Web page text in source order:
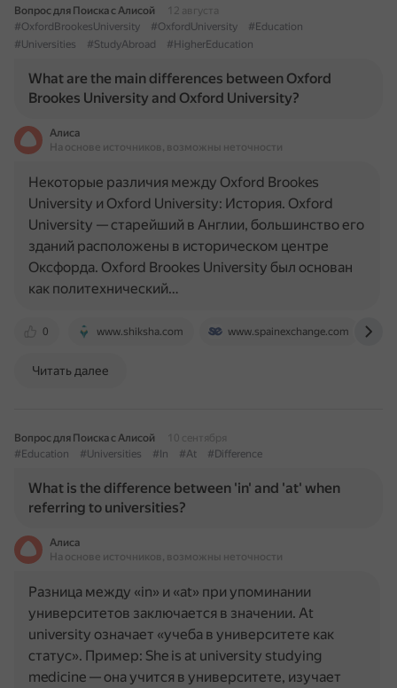
Вопрос для Поиска с Алисой
12 августа
#OxfordBrookesUniversity
#OxfordUniversity
#Education
#Universities
#StudyAbroad #HigherEducation
What are the main differences between Oxford
Brookes University and Oxford University?
Алиса
На основе источников, возможны неточности
0 www.shiksha.com www.spainexchange.com
Некоторые различия между Oxford Brookes
University и Oxford University: История. Oxford
University — старейший в Англии, большинство его
зданий расположены в историческом центре
Оксфорда. Oxford Brookes University был основан
как политехнический…
Читать далее
Вопрос для Поиска с Алисой
10 сентября
#Education
#Universities #In #At #Difference
What is the difference between 'in' and 'at' when
referring to universities?
Алиса
На основе источников, возможны неточности
Разница между «in» и «at» при упоминании
университетов заключается в значении. At
university означает «учеба в университете как
статус». Пример: She is at university studying
medicine — она учится в университете, изучает